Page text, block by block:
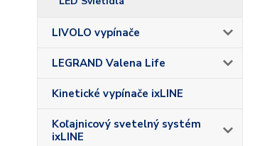
LIVOLO vypínače
LEGRAND Valena Life
Kinetické vypínače ixLINE
Koľajnicový svetelný systém
ixLINE